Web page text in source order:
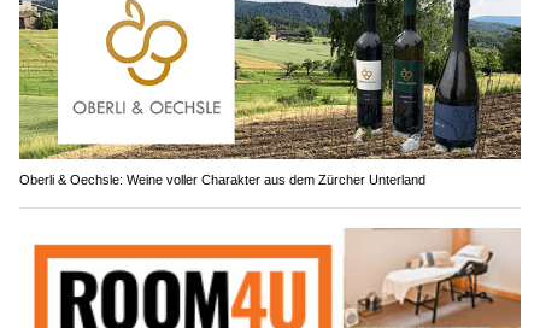
Oberli & Oechsle: Weine voller Charakter aus dem Zürcher Unterland